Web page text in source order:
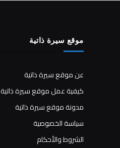
موقع سيرة ذاتية
عن موقع سيرة ذاتية
كيفية عمل موقع سيرة ذاتية
مدونة موقع سيرة ذاتية
سياسة الخصوصية
الشروط والأحكام